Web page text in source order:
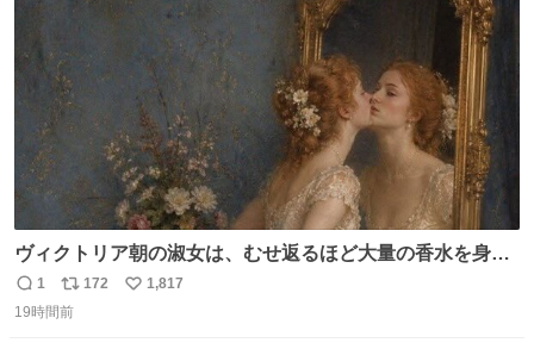
ヴィクトリア朝の淑女は、むせ返るほど大量の香水を身に
つけるものではないとされていた。それでも香水は、髪や
肌の手入れと同じくらい、ヴィクトリア朝の女性達の美容
返
信
1
リ
ポ
172
い
1,817
19時間前